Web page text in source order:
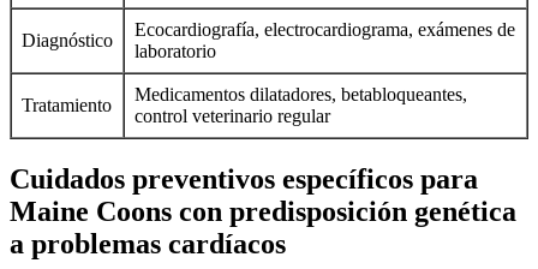
Diagnóstico
Ecocardiografía, electrocardiograma, exámenes de
laboratorio
Tratamiento
Medicamentos dilatadores, betabloqueantes,
control veterinario regular
Cuidados preventivos específicos para
Maine Coons con predisposición genética
a problemas cardíacos